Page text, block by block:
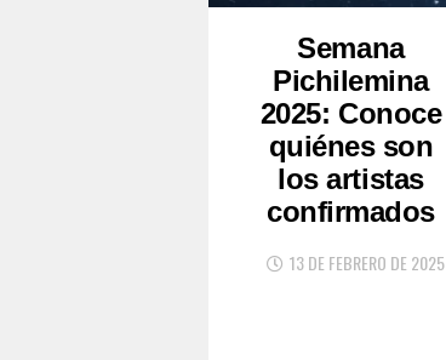
Semana
Pichilemina
2025: Conoce
quiénes son
los artistas
confirmados
13 DE FEBRERO DE 2025